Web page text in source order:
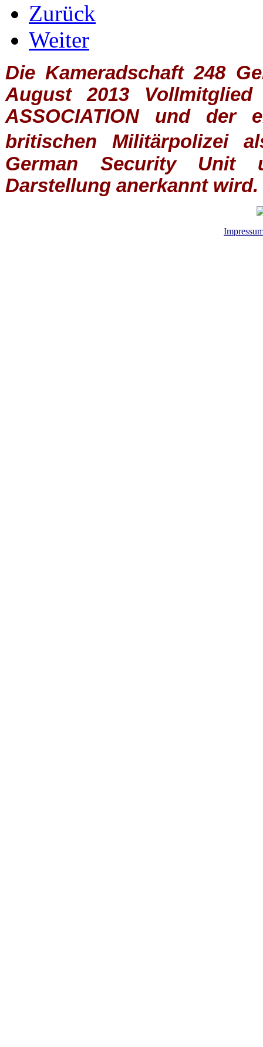
Zurück
Weiter
Die Kameradschaft 248
August 2013
ASSOCIATIONund der
britischen
Militärpolizei
German Security Unit
Darstellung anerkannt wird.